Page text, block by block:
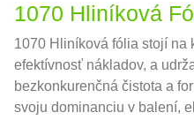
1070 Hliníková
1070 Hliníková fólia stojí na
efektívnosť nákladov, a
bezkonkurenčná čistota a
svoju dominanciu v balení,